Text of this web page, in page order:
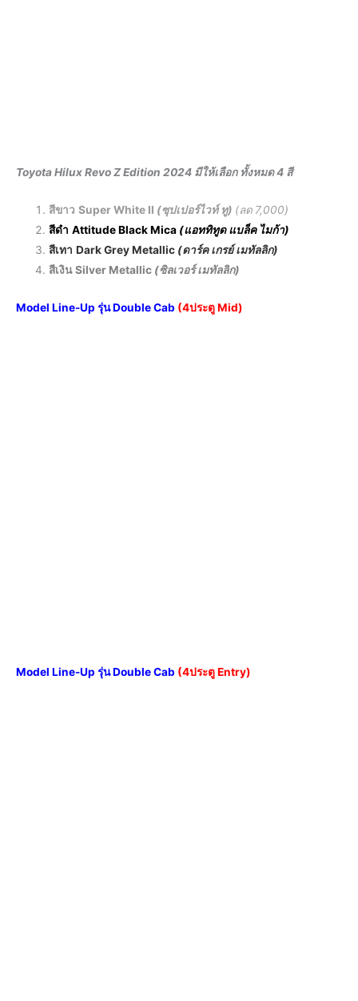
Toyota Hilux Revo Z Edition 2024 มีให้เลือก ทั้งหมด 4 สี
สีขาว Super White II (ซุปเปอร์ไวท์ ทู) (ลด 7,000)
สีดำ Attitude Black Mica (แอททิทูด แบล็ค ไมก้า)
สีเทา Dark Grey Metallic (ดาร์ค เกรย์ เมทัลลิก)
สีเงิน Silver Metallic (ซิลเวอร์ เมทัลลิก)
Model Line-Up รุ่น Double Cab (4ประตู Mid)
Model Line-Up รุ่น Double Cab (4ประตู Entry)